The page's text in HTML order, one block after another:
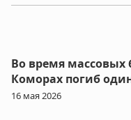
Во время массовых
Коморах погиб
16 мая 2026